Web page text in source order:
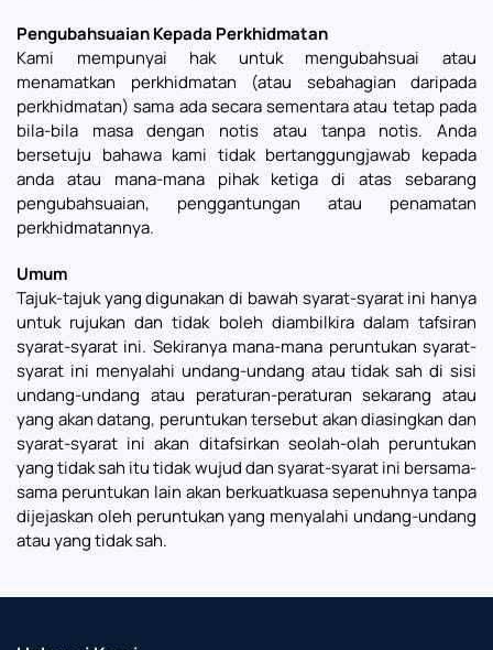
Pengubahsuaian Kepada Perkhidmatan
Kami mempunyai hak untuk mengubahsuai atau
menamatkan perkhidmatan (atau sebahagian daripada
perkhidmatan) sama ada secara sementara atau tetap pada
bila-bila masa dengan notis atau tanpa notis. Anda
bersetuju bahawa kami tidak bertanggungjawab kepada
anda atau mana-mana pihak ketiga di atas sebarang
pengubahsuaian, penggantungan atau penamatan
perkhidmatannya.
Umum
Tajuk-tajuk yang digunakan di bawah syarat-syarat ini hanya
untuk rujukan dan tidak boleh diambilkira dalam tafsiran
syarat-syarat ini. Sekiranya mana-mana peruntukan syarat-
syarat ini menyalahi undang-undang atau tidak sah di sisi
undang-undang atau peraturan-peraturan sekarang atau
yang akan datang, peruntukan tersebut akan diasingkan dan
syarat-syarat ini akan ditafsirkan seolah-olah peruntukan
yang tidak sah itu tidak wujud dan syarat-syarat ini bersama-
sama peruntukan lain akan berkuatkuasa sepenuhnya tanpa
dijejaskan oleh peruntukan yang menyalahi undang-undang
atau yang tidak sah.